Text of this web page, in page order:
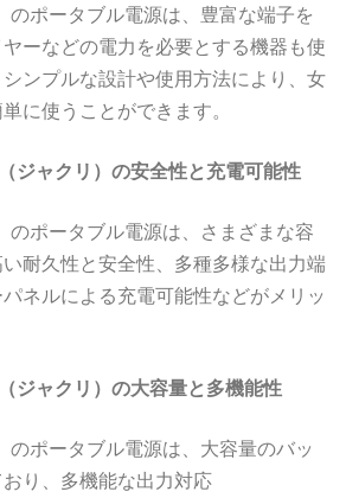
のポータブル電源は、豊富な端子を
ーなどの電力を必要とする機器も使
ンプルな設計や使用方法により、女
に使うことができます。
ジャクリ）の安全性と充電可能性
のポータブル電源は、さまざまな容
耐久性と安全性、多種多様な出力端
ネルによる充電可能性などがメリッ
ジャクリ）の大容量と多機能性
のポータブル電源は、大容量のバッ
り、多機能な出力対応